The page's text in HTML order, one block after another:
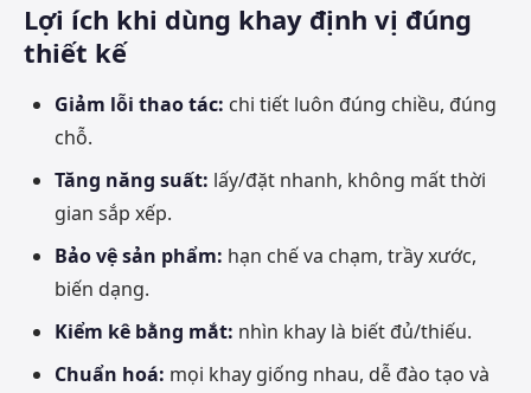
Lợi ích khi dùng khay định vị đúng
thiết kế
Giảm lỗi thao tác: chi tiết luôn đúng chiều, đúng
chỗ.
Tăng năng suất: lấy/đặt nhanh, không mất thời
gian sắp xếp.
Bảo vệ sản phẩm: hạn chế va chạm, trầy xước,
biến dạng.
Kiểm kê bằng mắt: nhìn khay là biết đủ/thiếu.
Chuẩn hoá: mọi khay giống nhau, dễ đào tạo và